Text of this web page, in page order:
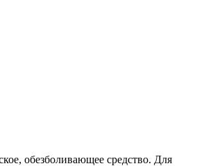
обезболивающее средство. Для